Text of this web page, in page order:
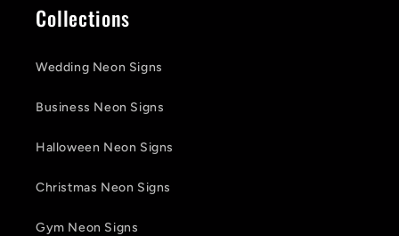
Collections
Wedding Neon Signs
Business Neon Signs
Halloween Neon Signs
Christmas Neon Signs
Gym Neon Signs